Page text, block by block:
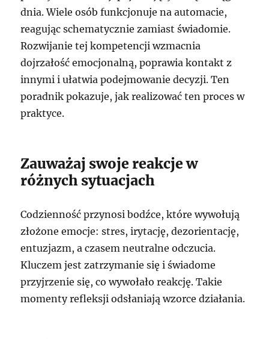
dnia. Wiele osób funkcjonuje na automacie,
reagując schematycznie zamiast świadomie.
Rozwijanie tej kompetencji wzmacnia
dojrzałość emocjonalną, poprawia kontakt z
innymi i ułatwia podejmowanie decyzji. Ten
poradnik pokazuje, jak realizować ten proces w
praktyce.
Zauważaj swoje reakcje w
różnych sytuacjach
Codzienność przynosi bodźce, które wywołują
złożone emocje: stres, irytację, dezorientację,
entuzjazm, a czasem neutralne odczucia.
Kluczem jest zatrzymanie się i świadome
przyjrzenie się, co wywołało reakcję. Takie
momenty refleksji odsłaniają wzorce działania.